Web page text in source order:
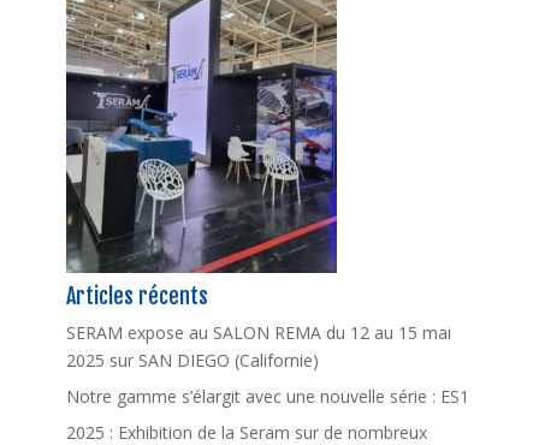
Articles récents
SERAM expose au SALON REMA du 12 au 15 mai
2025 sur SAN DIEGO (Californie)
Notre gamme s’élargit avec une nouvelle série : ES1
2025 : Exhibition de la Seram sur de nombreux